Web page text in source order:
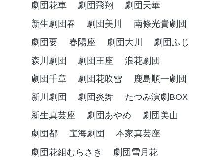
劇団花車
劇団飛翔
劇団天華
新生劇団春
劇団美川
南條光貴劇団
劇団要
春陽座 劇団大川
劇団ふじ
森川劇団
劇団王座
浪花劇団
劇団千章
劇団花吹雪
鹿島順一劇団
新川劇団
劇団炎舞
たつみ演劇BOX
新生真芸座
劇団あやめ
劇団美山
劇団都
宝海劇団
本家真芸座
劇団花組むらさき
劇団雪月花